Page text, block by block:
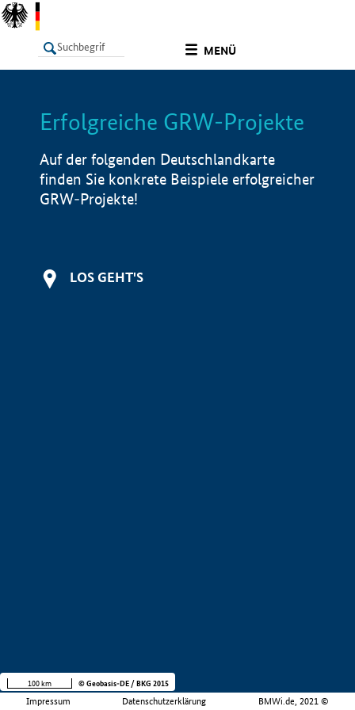
MENÜ
LISTE Info
Erfolgreiche GRW-Projekte
Auf der folgenden Deutschlandkarte
finden Sie konkrete Beispiele erfolgreicher
GRW-Projekte!
LOS GEHT'S
Impressum Datenschutzerklärung BMWi.de, 2021 ©
100 km © Geobasis-DE / BKG 2015